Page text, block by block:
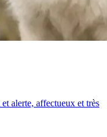
alerte, affectueux et très